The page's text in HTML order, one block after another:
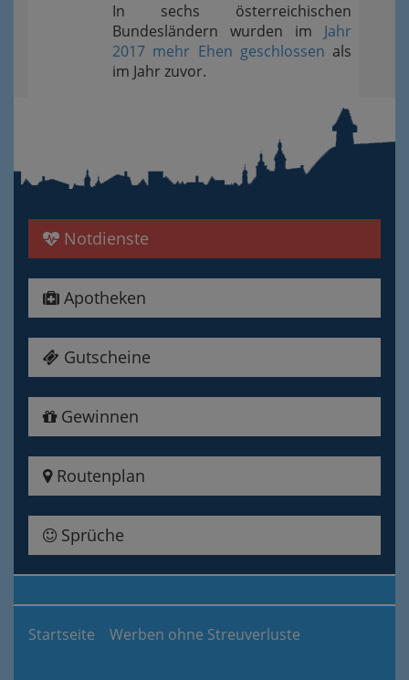
In sechs österreichischen
Bundesländern wurden im Jahr
2017 mehr Ehen geschlossen als
im Jahr zuvor.
Notdienste
Apotheken
Gutscheine
Gewinnen
Routenplan
Sprüche
Startseite Werben ohne Streuverluste